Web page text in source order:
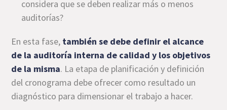
considera que se deben realizar más o menos
auditorías?
En esta fase, también se debe definir el alcance
de la auditoría interna de calidad y los objetivos
de la misma. La etapa de planificación y definición
del cronograma debe ofrecer como resultado un
diagnóstico para dimensionar el trabajo a hacer.